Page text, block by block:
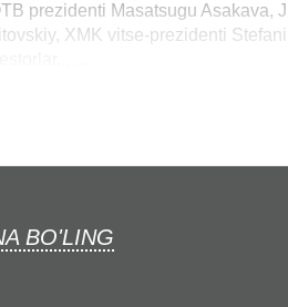
prezidenti Masatsugu Asakava,
XMK vitse-prezidenti Stefani
BO'LING